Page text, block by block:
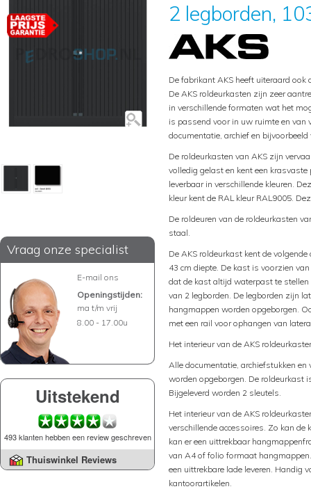
Vraag onze specialist
E-mail ons
Openingstijden:
ma t/m vrij
8.00 - 17.00u
Uitstekend
493 klanten hebben een review geschreven
Thuiswinkel Reviews
2 legborden,
De fabrikant AKS heeft uiteraard
De AKS roldeurkasten zijn zeer
in verschillende formaten wat het
is passend voor in uw ruimte en van
documentatie, archief en bijvoorbeeld
De roldeurkasten van AKS zijn
volledig gelast en kent een
leverbaar in verschillende kleuren.
kleur kent de RAL kleur RAL9005.
De roldeuren van de roldeurkasten
staal.
De AKS roldeurkast kent de
43 cm diepte. De kast is voorzien
dat de kast altijd waterpast te
van 2 legborden. De legborden zijn
hangmappen worden opgeborgen.
met een rail voor ophangen van
Het interieur van de AKS
Alle documentatie, archiefstukken
worden opgeborgen. De roldeurkast
Bijgeleverd worden 2 sleutels.
Het interieur van de AKS
verschillende accessoires. Zo kan
kan er een uittrekbaar
van A4 of folio formaat
een uittrekbare lade leveren. Handig
kantoorartikelen.